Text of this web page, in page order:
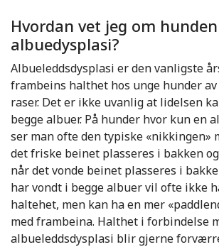
Hvordan vet jeg om
albuedysplasi?
Albueleddsdysplasi er den vanligste
frambeins halthet hos unge hunder
raser. Det er ikke uvanlig at lidelsen
begge albuer. På hunder hvor kun en
ser man ofte den typiske «nikkingen»
det friske beinet plasseres i bakken
når det vonde beinet plasseres i
har vondt i begge albuer vil ofte ikke
haltehet, men kan ha en mer
med frambeina. Halthet i forbindelse
albueleddsdysplasi blir gjerne